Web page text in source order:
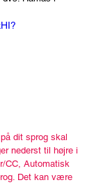
dit sprog skal
nederst til højre i
CC, Automatisk
Det kan være